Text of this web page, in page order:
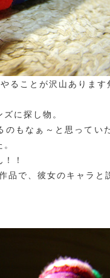
ることが沢山あります
に探し物。
のもなぁ～と思っ
！
で、彼女のキャラと